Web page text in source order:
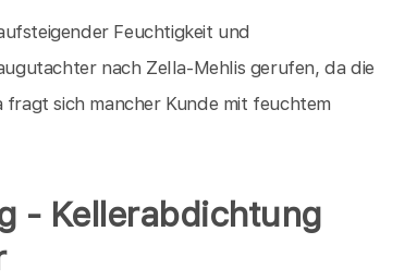
Feuchtigkeit und
nach Zella-Mehlis gerufen, da die
sich mancher Kunde mit feuchtem
- Kellerabdichtung